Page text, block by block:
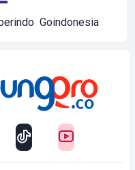
Goindonesia